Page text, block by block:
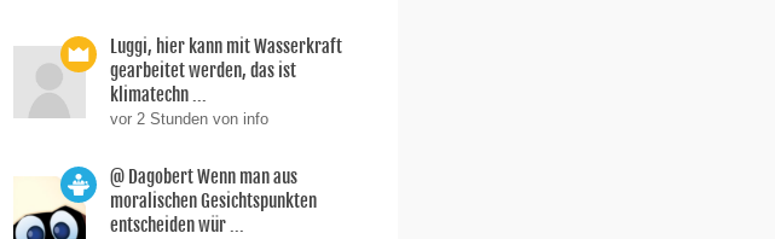
Luggi, hier kann mit Wasserkraft
gearbeitet werden, das ist
klimatechn ...
vor 2 Stunden von info
@ Dagobert Wenn man aus
moralischen Gesichtspunkten
entscheiden wür ...